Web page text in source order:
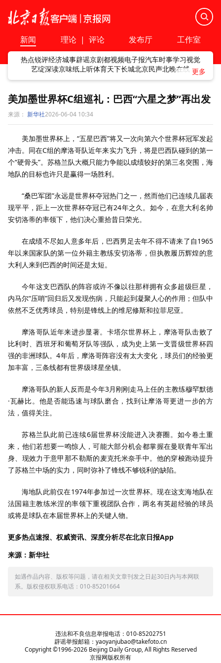
新闻 理论 | 评论 发布厅 工作室
热点锐评经济城事辟谣京剧都视频电子报汽车时事学习视觉
艺绽深读京味纸上听体育天下长城北京民声北晚在线
美加墨世界杯C组巡礼：巴西“六星之梦”再出发
来源： 新华社2026-06-04 10:34
美加墨世界杯上，“五星巴西”将又一次向第六个世界杯冠军发起
冲击。同在C组的摩洛哥队近年来实力飞升，将是巴西队碰到的第一
个“硬骨头”。苏格兰队大概只能力争能以成绩较好的第三名突围，海
地队的目标也许只是赢得一场胜利。
“桑巴军团”永远是世界杯夺冠热门之一，然而他们已连续几届表
现平平，距上一次世界杯夺冠已有24年之久。如今，在意大利名帅
安切洛蒂的率领下，他们决心重拾昔日荣光。
在成绩不尽如人意多年后，巴西男足去年不得不请来了自1965
年以来国家队的第一位外籍主教练安切洛蒂，但执教履历辉煌的意
大利人来到巴西的时间还是太短。
今年这支巴西队的阵容或许不像以往那样拥有众多超级巨星，
内马尔“压哨”回归后又发现伤病，只能起到凝聚人心的作用；但队中
依然不乏优秀球员，特别是锋线上的维尼修斯和拉菲尼亚。
摩洛哥队近年来进步显著。卡塔尔世界杯上，摩洛哥队击败了
比利时、西班牙和葡萄牙队等强队，成为史上第一支晋级世界杯四
强的非洲球队。4年后，摩洛哥阵容没有太大变化，球员们的经验更
加丰富，三条线都有世界级球星坐镇。
摩洛哥队的新人反而是今年3月刚刚走马上任的主教练穆罕默德
·瓦赫比。他是否能迅速与球队磨合，找到让摩洛哥更进一步的方
法，值得关注。
苏格兰队此前已连续6届世界杯没能进入决赛圈。如今卷土重
来，他们若想要一鸣惊人，可能大部分机会都掌握在曼联青年军出
身、现效力于意甲那不勒斯的麦克托米奈手中。他的穿梭跑动提升
了苏格兰中场的实力，同时弥补了锋线不够锐利的缺陷。
海地队此前仅在1974年参加过一次世界杯。现在这支海地队在
法国籍主教练米涅的率领下重视团队合作，两名有英超经验的球员
或将是球队在本届世界杯上的关键人物。
更多热点速报、权威资讯、深度分析尽在北京日报App
来源：新华社
如遇作品内容、版权等问题，请在相关文章刊发之日起30日内与本网联
系。版权侵权联系电话：010-85201664
违法和不良信息举报电话：010-85202751
辟谣举报邮箱：yaoyanjubao@takefoto.cn
Copyright ©1996-2026Beijing Daily Group, All Rights Reserved
京报网版权所有